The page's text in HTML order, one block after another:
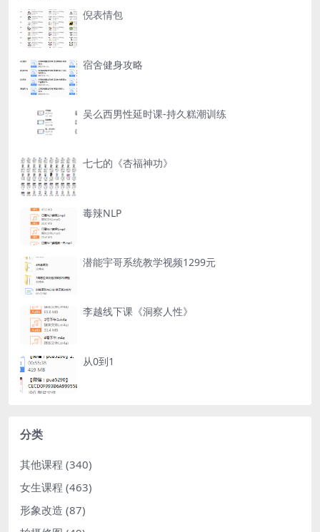
倪表情包
宿舍健身攻略
吴么西男性延时课-持久糕潮训练
七七的《杏福神功》
毒辣NLP
潜能宇哥系统教学视频1299元
李越线下课《洞察人性》
从0到1
分类
其他课程 (340)
女生课程 (463)
形象改造 (87)